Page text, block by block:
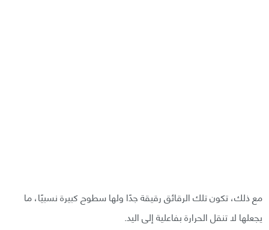
مع ذلك، تكون تلك الرقائق رقيقة جدًا ولها سطوح كبيرة نسبيًا، ما
يجعلها لا تنقل الحرارة بفاعلية إلى اليد.